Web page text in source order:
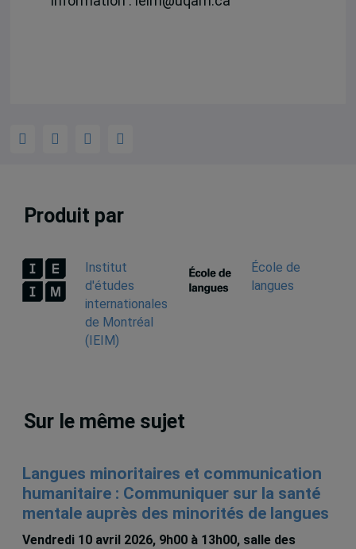
Produit par
Institut
d'études
internationales
de Montréal
(IEIM)
École de
langues
Sur le même sujet
Langues minoritaires et communication
humanitaire : Communiquer sur la santé
mentale auprès des minorités de langues
Vendredi 10 avril 2026, 9h00 à 13h00, salle des